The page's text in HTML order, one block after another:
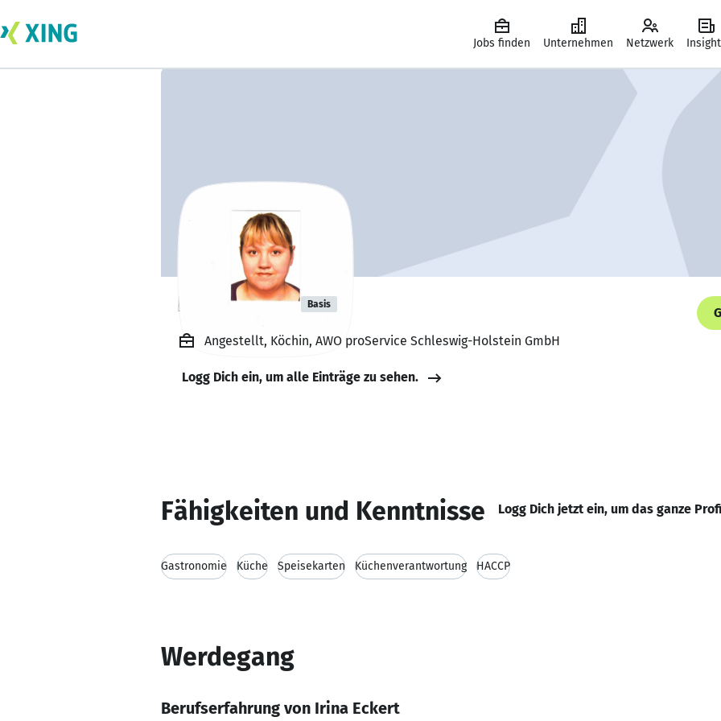
Jobs finden Unternehmen Netzwerk
Irina Eckert Basis
Angestellt, Köchin, AWO proService Schleswig-Holstein GmbH
Logg Dich ein, um alle Einträge zu sehen.
Fähigkeiten und Kenntnisse Logg Dich jetzt ein, um das ganze
Gastronomie Küche Speisekarten Küchenverantwortung HACCP
Werdegang
Berufserfahrung von Irina Eckert